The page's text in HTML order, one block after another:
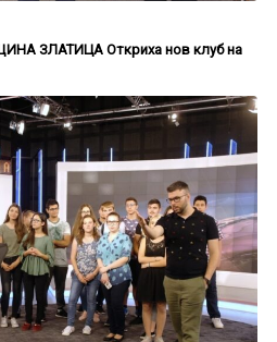
ЗЛАТИЦА Откриха нов клуб на